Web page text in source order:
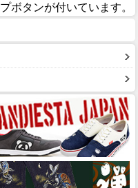
ボタンが付いています。